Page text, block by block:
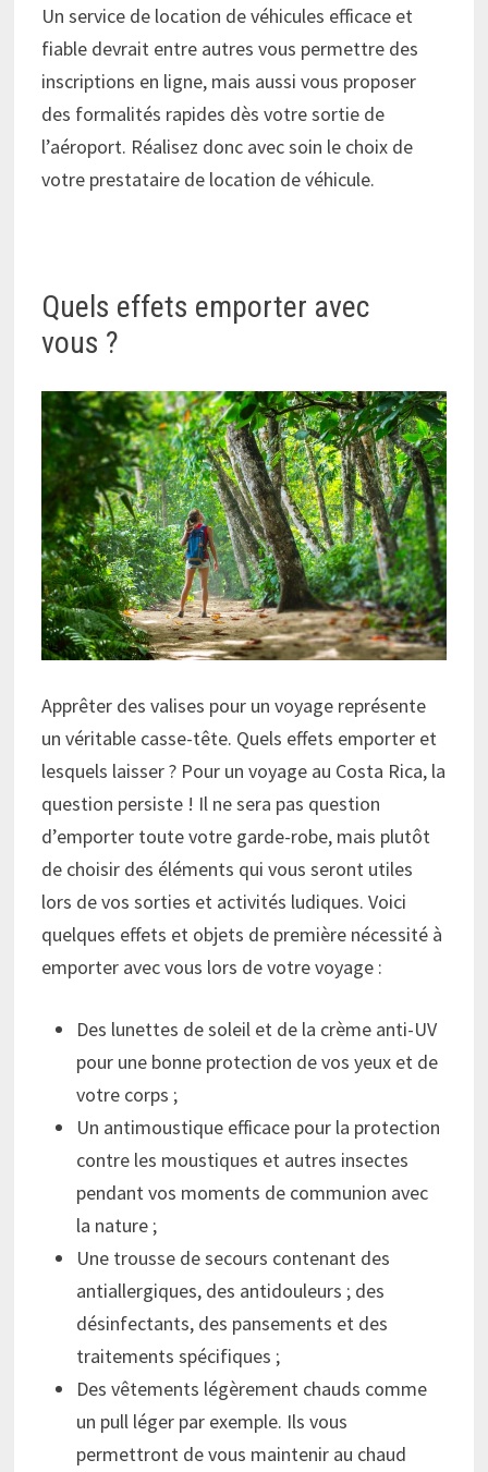
Un service de location de véhicules efficace et
fiable devrait entre autres vous permettre des
inscriptions en ligne, mais aussi vous proposer
des formalités rapides dès votre sortie de
l’aéroport. Réalisez donc avec soin le choix de
votre prestataire de location de véhicule.
Quels effets emporter avec
vous ?
Apprêter des valises pour un voyage représente
un véritable casse-tête. Quels effets emporter et
lesquels laisser ? Pour un voyage au Costa Rica, la
question persiste ! Il ne sera pas question
d’emporter toute votre garde-robe, mais plutôt
de choisir des éléments qui vous seront utiles
lors de vos sorties et activités ludiques. Voici
quelques effets et objets de première nécessité à
emporter avec vous lors de votre voyage :
Des lunettes de soleil et de la crème anti-UV
pour une bonne protection de vos yeux et de
votre corps ;
Un antimoustique efficace pour la protection
contre les moustiques et autres insectes
pendant vos moments de communion avec
la nature ;
Une trousse de secours contenant des
antiallergiques, des antidouleurs ; des
désinfectants, des pansements et des
traitements spécifiques ;
Des vêtements légèrement chauds comme
un pull léger par exemple. Ils vous
permettront de vous maintenir au chaud